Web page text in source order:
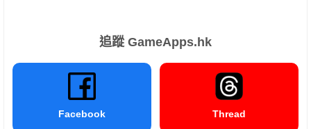
追蹤 GameApps.hk
Facebook Thread